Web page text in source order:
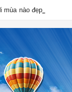
mùa nào đẹp